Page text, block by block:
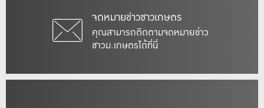
จดหมายข่าวชาวเกษตร
คุณสามารถติดตามจดหมายข่าว
ชาวม.เกษตรได้ที่นี่